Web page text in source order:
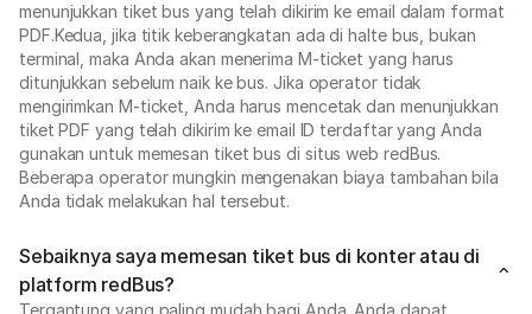
menunjukkan tiket bus yang telah dikirim ke email dalam format
PDF.Kedua, jika titik keberangkatan ada di halte bus, bukan
terminal, maka Anda akan menerima M-ticket yang harus
ditunjukkan sebelum naik ke bus. Jika operator tidak
mengirimkan M-ticket, Anda harus mencetak dan menunjukkan
tiket PDF yang telah dikirim ke email ID terdaftar yang Anda
gunakan untuk memesan tiket bus di situs web redBus.
Beberapa operator mungkin mengenakan biaya tambahan bila
Anda tidak melakukan hal tersebut.
Sebaiknya saya memesan tiket bus di konter atau di
platform redBus?
Tergantung yang paling mudah bagi Anda. Anda dapat